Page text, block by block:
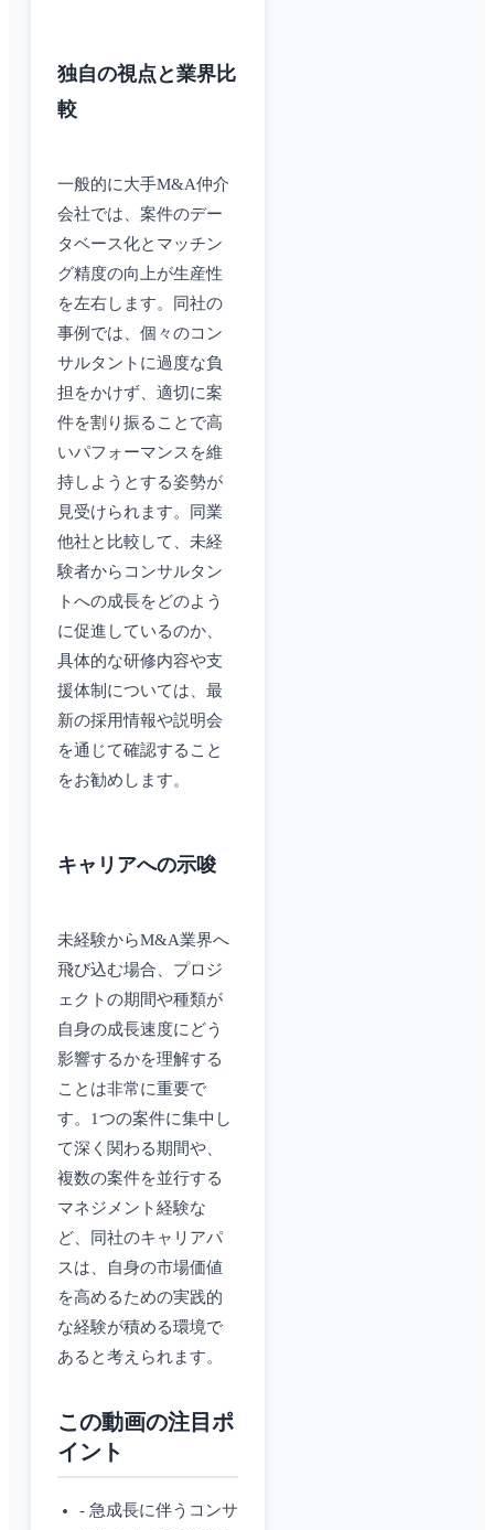
独自の視点と業界比
較
一般的に大手M&A仲介
会社では、案件のデー
タベース化とマッチン
グ精度の向上が生産性
を左右します。同社の
事例では、個々のコン
サルタントに過度な負
担をかけず、適切に案
件を割り振ることで高
いパフォーマンスを維
持しようとする姿勢が
見受けられます。同業
他社と比較して、未経
験者からコンサルタン
トへの成長をどのよう
に促進しているのか、
具体的な研修内容や支
援体制については、最
新の採用情報や説明会
を通じて確認すること
をお勧めします。
キャリアへの示唆
未経験からM&A業界へ
飛び込む場合、プロジ
ェクトの期間や種類が
自身の成長速度にどう
影響するかを理解する
ことは非常に重要で
す。1つの案件に集中し
て深く関わる期間や、
複数の案件を並行する
マネジメント経験な
ど、同社のキャリアパ
スは、自身の市場価値
を高めるための実践的
な経験が積める環境で
あると考えられます。
この動画の注目ポ
イント
- 急成長に伴うコンサ